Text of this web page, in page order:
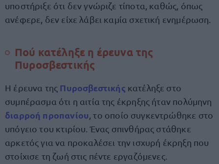
υποστήριξε ότι δεν γνώριζε τίποτα, καθώς, όπως
ανέφερε, δεν είχε λάβει καμία σχετική ενημέρωση.
Πού κατέληξε η έρευνα της
Πυροσβεστικής
Η έρευνα της Πυροσβεστικής κατέληξε στο
συμπέρασμα ότι η αιτία της έκρηξης ήταν πολύμηνη
διαρροή προπανίου , το οποίο συγκεντρώθηκε στο
υπόγειο του κτιρίου. Ένας σπινθήρας στάθηκε
αρκετός για να προκαλέσει την ισχυρή έκρηξη που
στοίχισε τη ζωή στις πέντε εργαζόμενες.